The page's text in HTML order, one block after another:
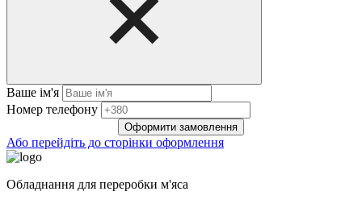
Ваше ім'я
Нoмep тeлeфoнy
Оформити замовлення
Або перейдіть до сторінки оформлення
Обладнання для переробки м'яса